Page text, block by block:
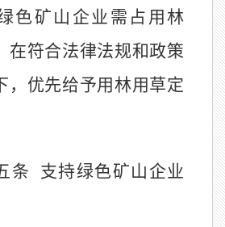
色矿山企业需占用林
在符合法律法规和政策
，优先给予用林用草定
条
支持绿色矿山企业